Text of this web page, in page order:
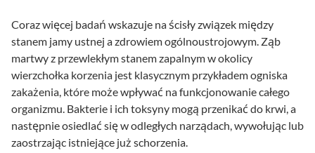
Coraz więcej badań wskazuje na ścisły związek między
stanem jamy ustnej a zdrowiem ogólnoustrojowym. Ząb
martwy z przewlekłym stanem zapalnym w okolicy
wierzchołka korzenia jest klasycznym przykładem ogniska
zakażenia, które może wpływać na funkcjonowanie całego
organizmu. Bakterie i ich toksyny mogą przenikać do krwi, a
następnie osiedlać się w odległych narządach, wywołując lub
zaostrzając istniejące już schorzenia.